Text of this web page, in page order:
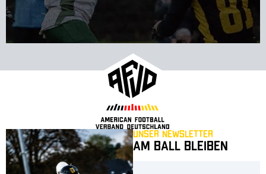
Unser Newsletter
Am Ball bleiben